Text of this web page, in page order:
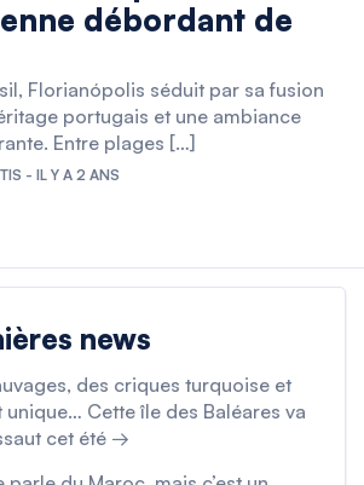
débordant de
Florianópolis séduit par sa fusion
portugais et une ambiance
Entre plages […]
- IL Y A 2 ANS
news
des criques turquoise et
unique… Cette île des Baléares va
cet été →